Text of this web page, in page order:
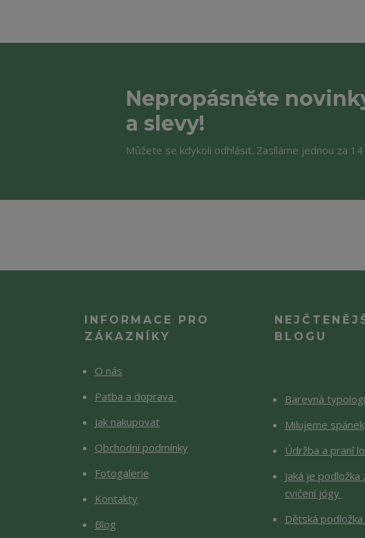
Nepropásněte
a slevy!
Můžete se kdykoli odhlásit. Zasíláme jednou za 14
INFORMACE PRO
ZÁKAZNÍKY
O nás
Patba a doprava
Jak nakupovat
Obchodní podmínky
Fotogalerie
Kontakty
Blog
BLOGU
Barevná
Milujeme spánek
Údržba a praní
Jaká je
cvičení jógy
Dětská